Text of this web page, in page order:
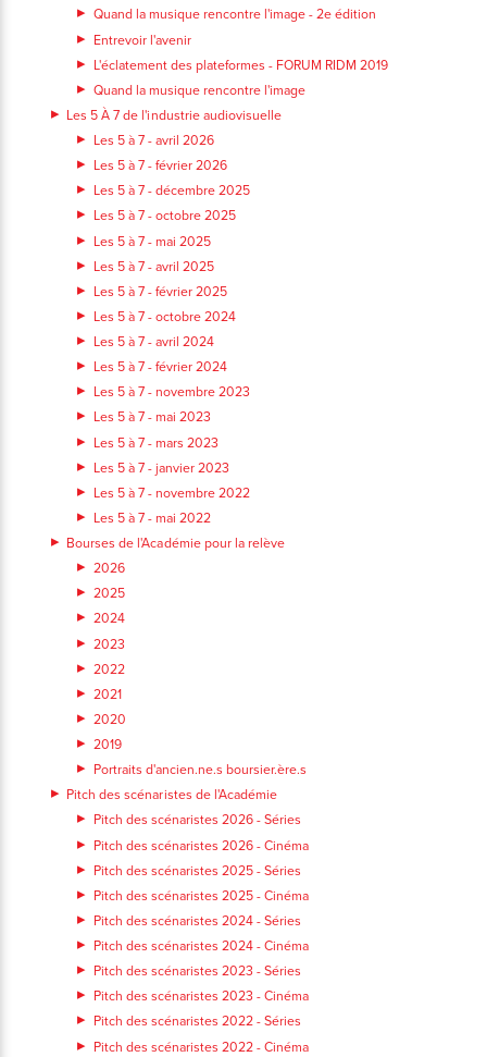
Quand la musique rencontre l'image - 2e édition
Entrevoir l'avenir
L'éclatement des plateformes - FORUM RIDM 2019
Quand la musique rencontre l'image
Les 5 À 7 de l'industrie audiovisuelle
Les 5 à 7 - avril 2026
Les 5 à 7 - février 2026
Les 5 à 7 - décembre 2025
Les 5 à 7 - octobre 2025
Les 5 à 7 - mai 2025
Les 5 à 7 - avril 2025
Les 5 à 7 - février 2025
Les 5 à 7 - octobre 2024
Les 5 à 7 - avril 2024
Les 5 à 7 - février 2024
Les 5 à 7 - novembre 2023
Les 5 à 7 - mai 2023
Les 5 à 7 - mars 2023
Les 5 à 7 - janvier 2023
Les 5 à 7 - novembre 2022
Les 5 à 7 - mai 2022
Bourses de l'Académie pour la relève
2026
2025
2024
2023
2022
2021
2020
2019
Portraits d'ancien.ne.s boursier.ère.s
Pitch des scénaristes de l'Académie
Pitch des scénaristes 2026 - Séries
Pitch des scénaristes 2026 - Cinéma
Pitch des scénaristes 2025 - Séries
Pitch des scénaristes 2025 - Cinéma
Pitch des scénaristes 2024 - Séries
Pitch des scénaristes 2024 - Cinéma
Pitch des scénaristes 2023 - Séries
Pitch des scénaristes 2023 - Cinéma
Pitch des scénaristes 2022 - Séries
Pitch des scénaristes 2022 - Cinéma